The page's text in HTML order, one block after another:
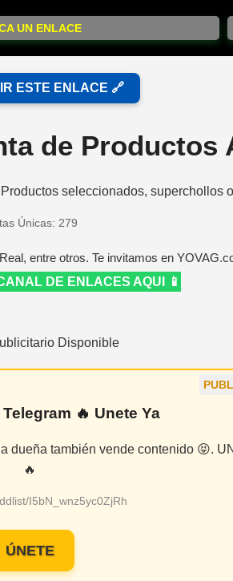
UN ENLACE
ESTE ENLACE 🔗
de Productos
seleccionados, superchollos
Únicas: 279
entre otros. Te invitamos en
DE ENLACES AQUI 📱
Disponible
🔥 Unete Ya
dueña también vende contenido 😝.
🔥
I5bN_wnz5yc0ZjRh
ÚNETE